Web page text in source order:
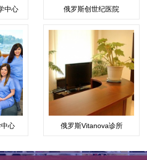
中心
俄罗斯创世纪医院
心
俄罗斯Vitanova诊所